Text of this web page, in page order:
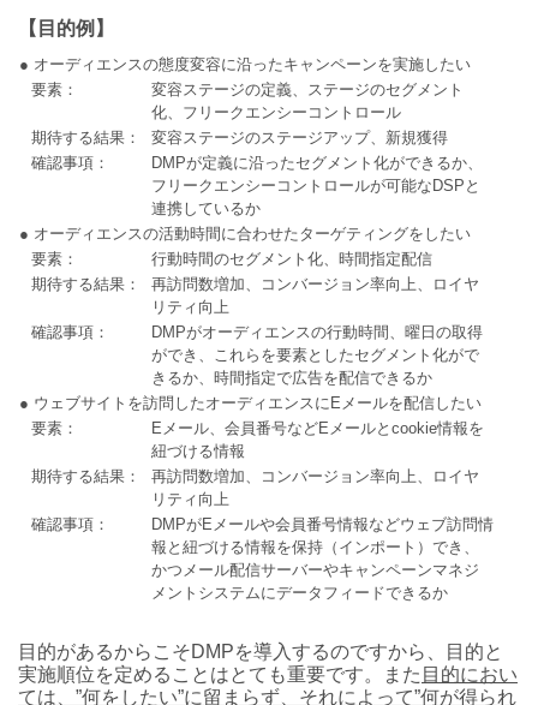
【目的例】
● オーディエンスの態度変容に沿ったキャンペーンを実施したい
要素：
変容ステージの定義、ステージのセグメント
化、フリークエンシーコントロール
期待する結果：
変容ステージのステージアップ、新規獲得
確認事項：
DMPが定義に沿ったセグメント化ができるか、
フリークエンシーコントロールが可能なDSPと
連携しているか
● オーディエンスの活動時間に合わせたターゲティングをしたい
要素：
行動時間のセグメント化、時間指定配信
期待する結果：
再訪問数増加、コンバージョン率向上、ロイヤ
リティ向上
確認事項：
DMPがオーディエンスの行動時間、曜日の取得
ができ、これらを要素としたセグメント化がで
きるか、時間指定で広告を配信できるか
● ウェブサイトを訪問したオーディエンスにEメールを配信したい
要素：
Eメール、会員番号などEメールとcookie情報を
紐づける情報
期待する結果：
再訪問数増加、コンバージョン率向上、ロイヤ
リティ向上
確認事項：
DMPがEメールや会員番号情報などウェブ訪問情
報と紐づける情報を保持（インポート）でき、
かつメール配信サーバーやキャンペーンマネジ
メントシステムにデータフィードできるか
目的があるからこそDMPを導入するのですから、目的と
実施順位を定めることはとても重要です。また 目的におい
ては、”何をしたい”に留まらず、それによって”何が得られ